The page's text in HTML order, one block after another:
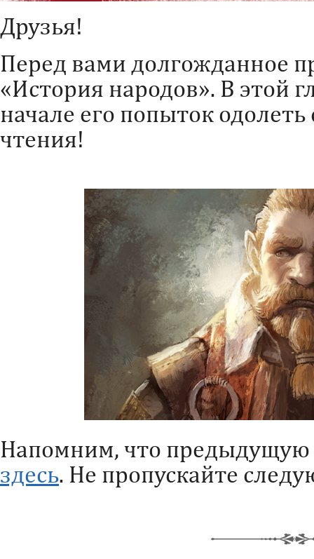
Друзья!
Перед вами долгожданное
«История народов». В этой
начале его попыток
чтения!
Напомним, что предыдущую
здесь. Не пропускайте